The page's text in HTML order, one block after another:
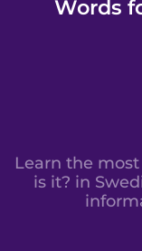
Words
Learn the
is it? in